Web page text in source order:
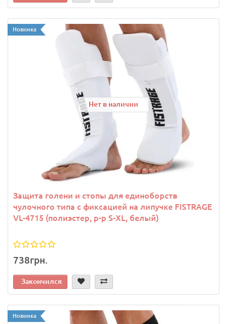
Новинка
Нет в наличии
Защита голени и стопы для единоборств
чулочного типа с фиксацией на липучке FISTRAGE
VL-4715 (полиэстер, р-р S-XL, белый)
738грн.
Закончился
Новинка